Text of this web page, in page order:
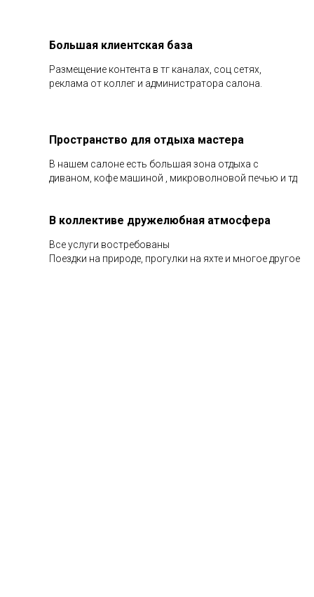
Большая клиентская база
Размещение контента в тг каналах, соц сетях,
реклама от коллег и администратора салона.
Пространство для отдыха мастера
В нашем салоне есть большая зона отдыха с
диваном, кофе машиной , микроволновой печью и тд
В коллективе дружелюбная атмосфера
Все услуги востребованы
Поездки на природе, прогулки на яхте и многое другое